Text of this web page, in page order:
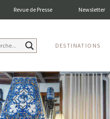
Revue de Presse Newsletter
DESTINATIONS